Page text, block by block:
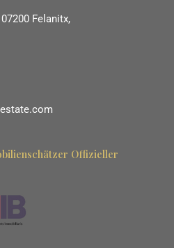
Felanitx,
Offizieller